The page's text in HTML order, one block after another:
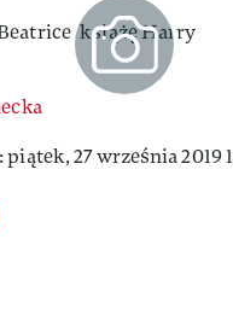
27 września 2019
na whatsapp
do przyjaciela